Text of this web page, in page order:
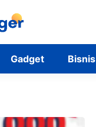
Gadget Bisnis